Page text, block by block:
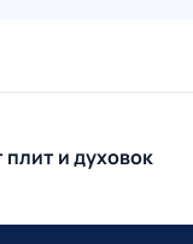
и духовок